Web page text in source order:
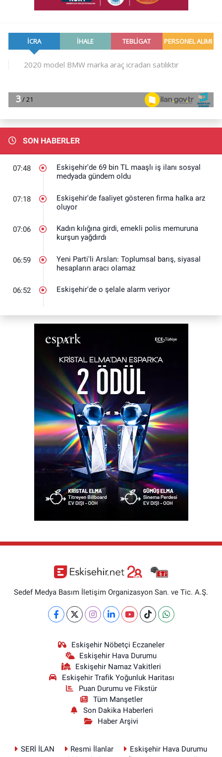
SON HABERLER
07:48
Eskişehir'de 69 bin TL maaşlı iş ilanı sosyal
medyada gündem oldu
07:18
Eskişehir'de faaliyet gösteren firma halka arz
oluyor
07:06
Kadın kılığına girdi, emekli polis memuruna
kurşun yağdırdı
06:59
Yeni Parti'li Arslan: Toplumsal barış, siyasal
hesapların aracı olamaz
06:52 Eskişehir'de o şelale alarm veriyor
Sedef Medya Basım İletişim Organizasyon San. ve Tic. A.Ş.
Eskişehir Nöbetçi Eczaneler
Eskişehir Hava Durumu
Eskişehir Namaz Vakitleri
Eskişehir Trafik Yoğunluk Haritası
Puan Durumu ve Fikstür
Tüm Manşetler
Son Dakika Haberleri
Haber Arşivi
SERİ İLAN Resmi İlanlar
Eskişehir Hava Durumu